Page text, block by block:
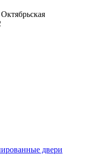
двери